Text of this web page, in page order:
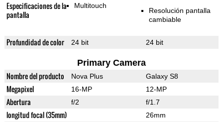
Especificaciones de la
pantalla
Multitouch
Resolución pantalla
cambiable
Profundidad de color 24 bit 24 bit
Primary Camera
Nombre del producto Nova Plus Galaxy S8
Megapixel 16-MP 12-MP
Abertura f/2 f/1.7
longitud focal (35mm) 26mm